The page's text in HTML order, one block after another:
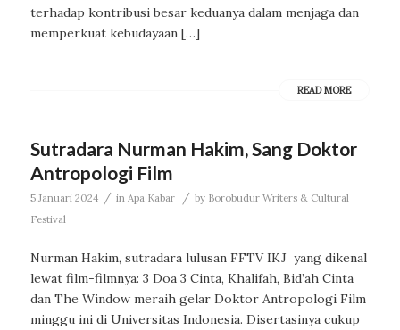
terhadap kontribusi besar keduanya dalam menjaga dan
memperkuat kebudayaan […]
READ MORE
Sutradara Nurman Hakim, Sang Doktor
Antropologi Film
5 Januari 2024 / in Apa Kabar / by Borobudur Writers & Cultural
Festival
Nurman Hakim, sutradara lulusan FFTV IKJ yang dikenal
lewat film-filmnya: 3 Doa 3 Cinta, Khalifah, Bid’ah Cinta
dan The Window meraih gelar Doktor Antropologi Film
minggu ini di Universitas Indonesia. Disertasinya cukup